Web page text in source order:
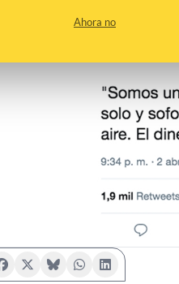
Ahora no